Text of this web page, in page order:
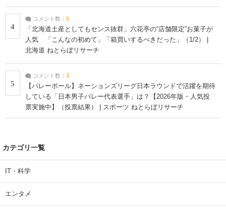
4
コメント数： 5
「北海道土産としてもセンス抜群」六花亭の“店舗限定”お菓子が
人気 「こんなの初めて」「箱買いするべきだった」（1/2） |
北海道 ねとらぼリサーチ
5
コメント数： 3
【バレーボール】ネーションズリーグ日本ラウンドで活躍を期待
している「日本男子バレー代表選手」は？【2026年版・人気投
票実施中】（投票結果） | スポーツ ねとらぼリサーチ
カテゴリ一覧
IT・科学
エンタメ